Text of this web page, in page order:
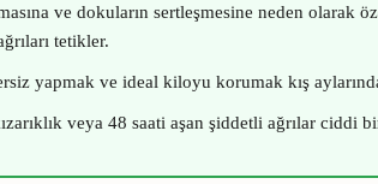
ve dokuların sertleşmesine neden olarak
tetikler.
yapmak ve ideal kiloyu korumak kış aylarında
veya 48 saati aşan şiddetli ağrılar ciddi